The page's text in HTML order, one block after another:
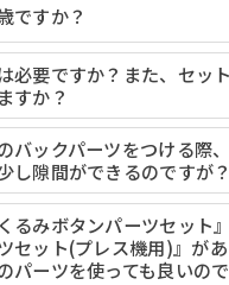
ですか？
必要ですか？また、セッ
すか？
バックパーツをつける際
し隙間ができるのですが？
るみボタンパーツセット
セット(プレス機用)』が
パーツを使っても良いの